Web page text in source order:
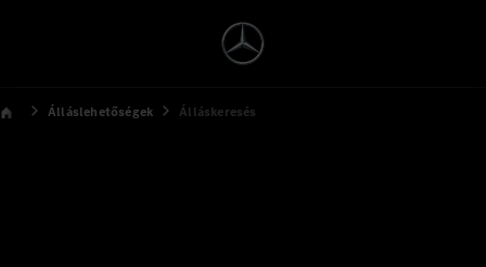
Álláslehetőségek Álláskeresés